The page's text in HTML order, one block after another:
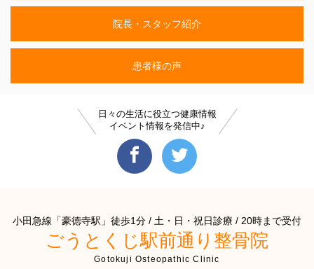
院長・スタッフ紹介
患者様の声
日々の生活に役立つ健康情報
イベント情報を発信中♪
小田急線「豪徳寺駅」徒歩1分 / 土・日・祝日診療 / 20時まで受付
ごうとくじ駅前通り整骨院
Gotokuji Osteopathic Clinic